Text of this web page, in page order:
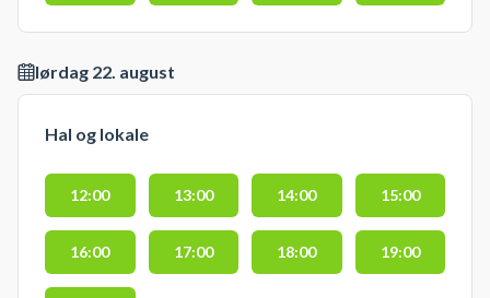
lørdag 22. august
Hal og lokale
12:00 13:00 14:00 15:00
16:00 17:00 18:00 19:00